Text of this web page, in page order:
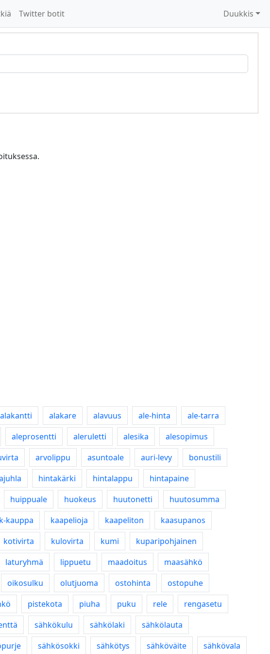
Twitter botit Duukkis
alakantti alakare alavuus ale-hinta
ale-tarra
aleprosentti aleruletti alesika
alesopimus
arvolippu asuntoale auri-levy
bonustili
hintakärki hintalappu
hintapaine
huippuale huokeus huutonetti
huutosumma
k-kauppa kaapelioja kaapeliton
kaasupanos
kotivirta kulovirta kumi
kuparipohjainen
laturyhmä lippuetu maadoitus
maasähkö
oikosulku olutjuoma ostohinta
ostopuhe
pistekota piuha puku rele
rengasetu
sähkökulu sähkölaki
sähkölauta
sähkösokki sähkötys sähköväite sähkövala